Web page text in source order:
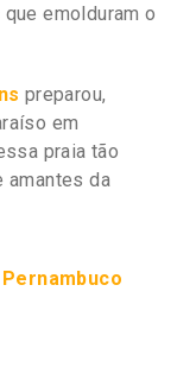
emolduram o
preparou,
em
praia tão
da